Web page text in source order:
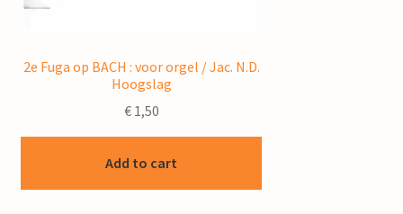
2e Fuga op BACH : voor orgel / Jac. N.D.
Hoogslag
€1,50
Add to cart